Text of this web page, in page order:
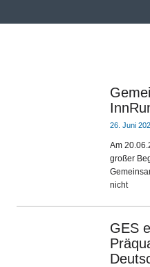
26. Juni
Am
großer
nicht
GES